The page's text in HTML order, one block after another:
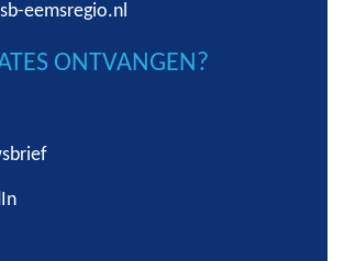
eemsregio.nl
ONTVANGEN?